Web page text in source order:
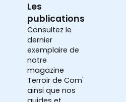
Les
publications
Consultez le
dernier
exemplaire de
notre
magazine
Terroir de Com'
ainsi que nos